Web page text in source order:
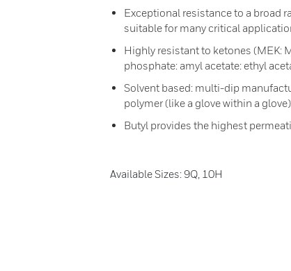
Exceptional resistance to a broad
suitable for many critical
Highly resistant to ketones (MEK:
phosphate: amyl acetate: ethyl
Solvent based: multi-dip
polymer (like a glove within a
Butyl provides the highest
Available Sizes: 9Q, 10H